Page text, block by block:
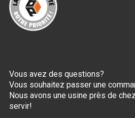
Vous avez des questions?
Vous souhaitez passer une
Nous avons une usine près de
servir!